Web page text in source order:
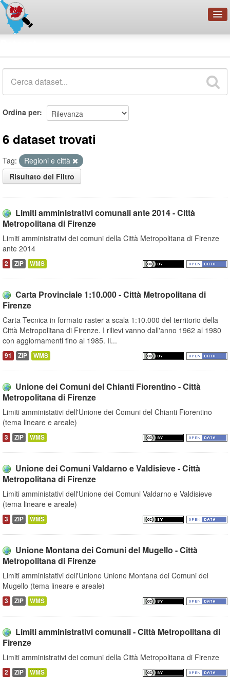
Organizzazioni
Ordina per
6 dataset trovati
Tag:
Regioni e città
Risultato del Filtro
Limiti amministrativi comunali ante 2014 - Città
Metropolitana di Firenze
Limiti amministrativi dei comuni della Città Metropolitana di Firenze
ante 2014
2 ZIP WMS
Carta Provinciale 1:10.000 - Città Metropolitana di
Firenze
Carta Tecnica in formato raster a scala 1:10.000 del territorio della
Città Metropolitana di Firenze. I rilievi vanno dall'anno 1962 al 1980
con aggiornamenti fino al 1985. Il...
91 ZIP WMS
Unione dei Comuni del Chianti Fiorentino - Città
Metropolitana di Firenze
Limiti amministativi dell'Unione dei Comuni del Chianti Fiorentino
(tema lineare e areale)
3 ZIP WMS
Unione dei Comuni Valdarno e Valdisieve - Città
Metropolitana di Firenze
Limiti amministativi dell'Unione dei Comuni Valdarno e Valdisieve
(tema lineare e areale)
3 ZIP WMS
Unione Montana dei Comuni del Mugello - Città
Metropolitana di Firenze
Limiti amministativi dell'Unione Unione Montana dei Comuni del
Mugello (tema lineare e areale)
3 ZIP WMS
Limiti amministrativi comunali - Città Metropolitana di
Firenze
Limiti amministrativi dei comuni della Città Metropolitana di Firenze
2 ZIP WMS